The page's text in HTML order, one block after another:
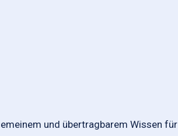
und übertragbarem Wissen für